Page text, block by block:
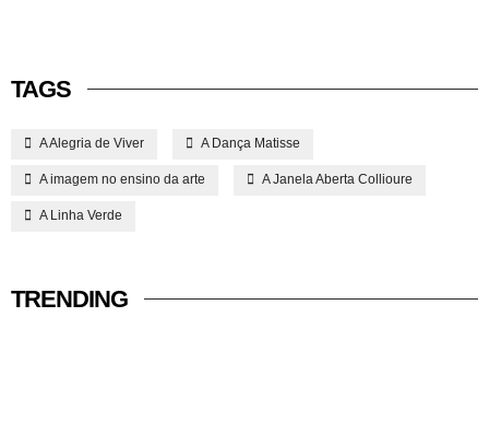
TAGS
A Alegria de Viver A Dança Matisse
A imagem no ensino da arte A Janela Aberta Collioure
A Linha Verde
TRENDING